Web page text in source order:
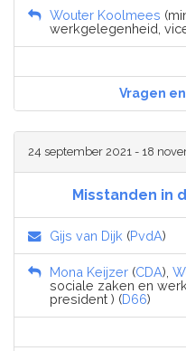
Wouter Koolmees
werkgelegenheid,
Vragen
24 september 2021 - 18
Misstanden in
Gijs van Dijk (PvdA)
Mona Keijzer (CDA),
sociale zaken en
president ) (D66)